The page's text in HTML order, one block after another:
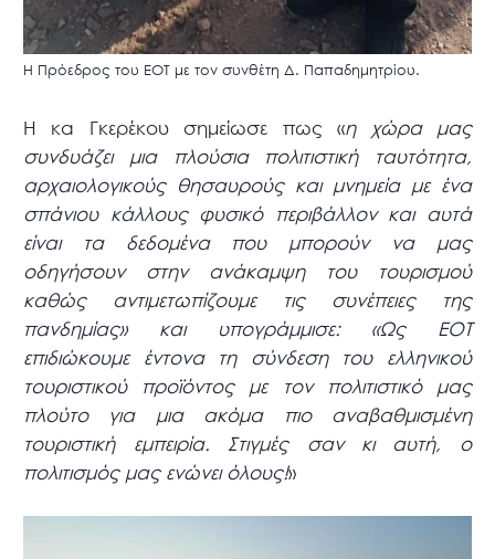
Η Πρόεδρος του ΕΟΤ με τον συνθέτη Δ. Παπαδημητρίου.
Η κα Γκερέκου σημείωσε πως «η χώρα μας
συνδυάζει μια πλούσια πολιτιστική ταυτότητα,
αρχαιολογικούς θησαυρούς και μνημεία με ένα
σπάνιου κάλλους φυσικό περιβάλλον και αυτά
είναι τα δεδομένα που μπορούν να μας
οδηγήσουν στην ανάκαμψη του τουρισμού
καθώς αντιμετωπίζουμε τις συνέπειες της
πανδημίας» και υπογράμμισε: «Ως ΕΟΤ
επιδιώκουμε έντονα τη σύνδεση του ελληνικού
τουριστικού προϊόντος με τον πολιτιστικό μας
πλούτο για μια ακόμα πιο αναβαθμισμένη
τουριστική εμπειρία. Στιγμές σαν κι αυτή, ο
πολιτισμός μας ενώνει όλους!»